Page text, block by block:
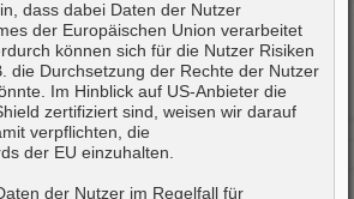
dass dabei Daten der Nutzer
der Europäischen Union verarbeitet
können sich für die Nutzer Risiken
die Durchsetzung der Rechte der Nutzer
Im Hinblick auf US-Anbieter die
zertifiziert sind, weisen wir darauf
verpflichten, die
der EU einzuhalten.
der Nutzer im Regelfall für